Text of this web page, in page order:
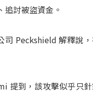
追討被盜資金。
司 Peckshield 解釋說
提到，該攻擊似乎只